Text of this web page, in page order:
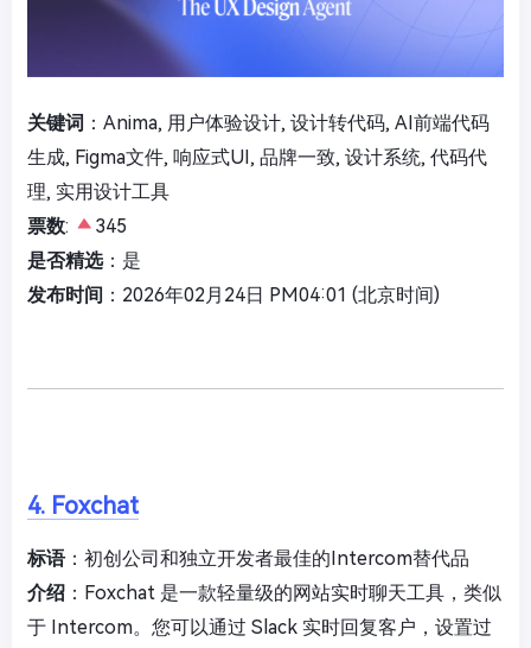
关键词 ：Anima, 用户体验设计, 设计转代码, AI前端代码
生成, Figma文件, 响应式UI, 品牌一致, 设计系统, 代码代
理, 实用设计工具
票数:
345
是否精选：是
发布时间 ：2026年02月24日 PM04:01 (北京时间)
4. Foxchat
标语：初创公司和独立开发者最佳的Intercom替代品
介绍 ：Foxchat 是一款轻量级的网站实时聊天工具，类似
于 Intercom。您可以通过 Slack 实时回复客户，设置过